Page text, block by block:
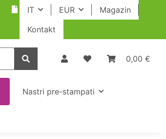
IT EUR
Magazin
Kontakt
0,00 €
Nastri pre-stampati